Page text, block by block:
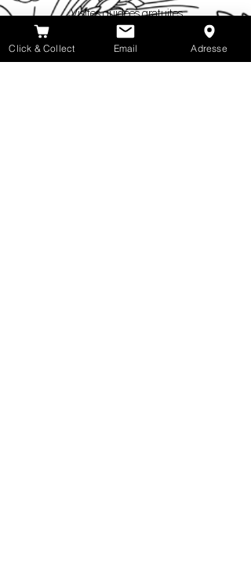
Visites guidées gratuites
Click & Collect
Où trouver nos bières ?
Click & Collect Email Adresse